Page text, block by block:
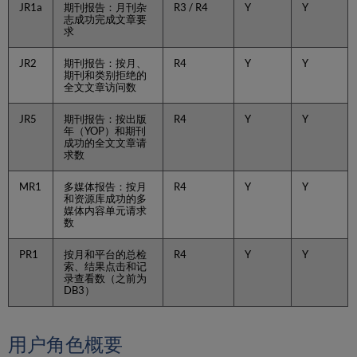
JR1a
期刊报告：月刊杂
志成功完成文章要
求
R3 / R4 Y Y
JR2
期刊报告：按月、
期刊和类别拒绝的
全文文章访问数
R4 Y Y
JR5
期刊报告：按出版
年（YOP）和期刊
成功的全文文章请
求数
R4 Y Y
MR1
多媒体报告：按月
和资源库成功的多
媒体内容单元请求
数
R4 Y Y
PR1
按月和平台的总检
索、结果点击和记
录查看数（之前为
DB3）
R4 Y Y
用户角色概要